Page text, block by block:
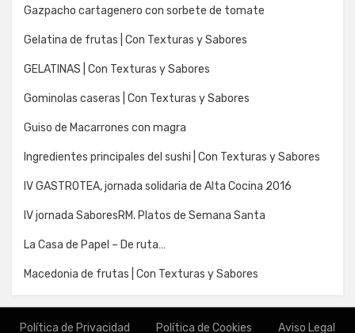
Gazpacho cartagenero con sorbete de tomate
Gelatina de frutas | Con Texturas y Sabores
GELATINAS | Con Texturas y Sabores
Gominolas caseras | Con Texturas y Sabores
Guiso de Macarrones con magra
Ingredientes principales del sushi | Con Texturas y Sabores
IV GASTROTEA, jornada solidaria de Alta Cocina 2016
IV jornada SaboresRM. Platos de Semana Santa
La Casa de Papel – De ruta…
Macedonia de frutas | Con Texturas y Sabores
Política de Privacidad Política de Cookies Aviso Legal